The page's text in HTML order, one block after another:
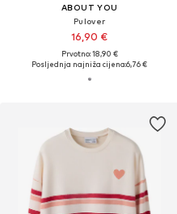
ABOUT YOU
Pulover
16,90 €
Prvotno: 18,90 €
Posljednja najniža cijena:6,76 €